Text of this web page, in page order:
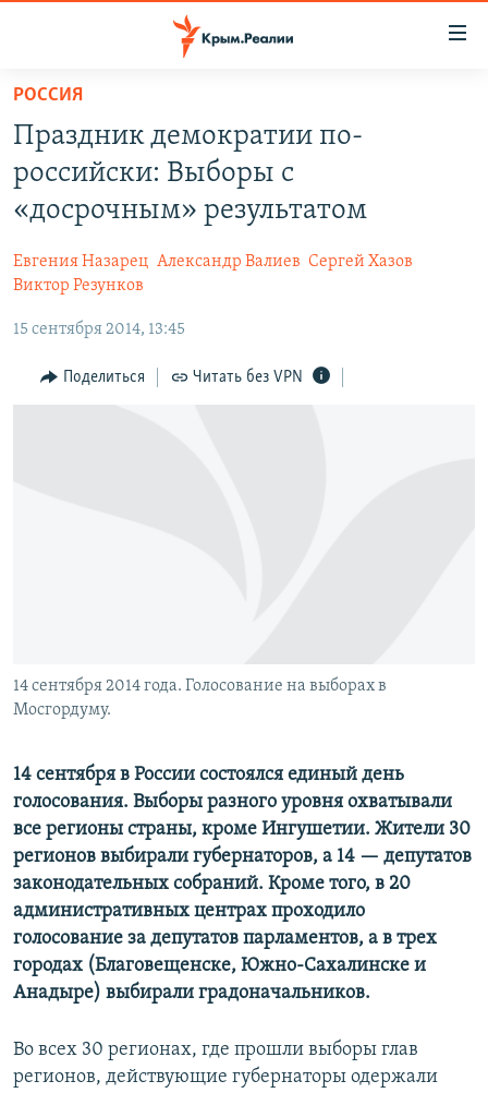
Вернуться
основному
содержанию
Вернутся
главной
навигации
СПЕЦПРОЕКТЫ
11 ЛЕТ ОККУПАЦИИ КРЫМА. 11 ИСТОРИЙ СОПРОТИВЛЕНИЯ
ВОДА
ЕЩЕ
ТЕЛЕПРОЕКТ КРЫМ.РЕАЛИИ
Українською
РОССИЯ
Праздник демократии по-
российски: Выборы с
«досрочным» результатом
Евгения Назарец Александр Валиев Сергей Хазов
Виктор Резунков
15 сентября 2014, 13:45
Поделиться Читать без VPN
14 сентября 2014 года. Голосование на выборах в
Мосгордуму.
14 сентября в России состоялся единый день
голосования. Выборы разного уровня охватывали
все регионы страны, кроме Ингушетии. Жители 30
регионов выбирали губернаторов, а 14 — депутатов
законодательных собраний. Кроме того, в 20
административных центрах проходило
голосование за депутатов парламентов, а в трех
городах (Благовещенске, Южно-Сахалинске и
Анадыре) выбирали градоначальников.
Во всех 30 регионах, где прошли выборы глав
регионов, действующие губернаторы одержали